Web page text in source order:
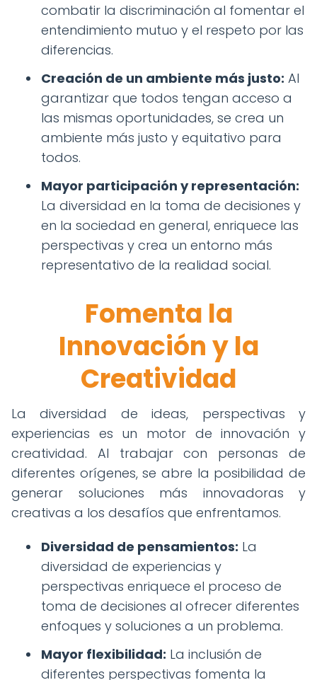
combatir la discriminación al fomentar el
entendimiento mutuo y el respeto por las
diferencias.
Creación de un ambiente más justo: Al
garantizar que todos tengan acceso a
las mismas oportunidades, se crea un
ambiente más justo y equitativo para
todos.
Mayor participación y representación:
La diversidad en la toma de decisiones y
en la sociedad en general, enriquece las
perspectivas y crea un entorno más
representativo de la realidad social.
Fomenta la
Innovación y la
Creatividad
La diversidad de ideas, perspectivas y
experiencias es un motor de innovación y
creatividad. Al trabajar con personas de
diferentes orígenes, se abre la posibilidad de
generar soluciones más innovadoras y
creativas a los desafíos que enfrentamos.
Diversidad de pensamientos: La
diversidad de experiencias y
perspectivas enriquece el proceso de
toma de decisiones al ofrecer diferentes
enfoques y soluciones a un problema.
Mayor flexibilidad: La inclusión de
diferentes perspectivas fomenta la